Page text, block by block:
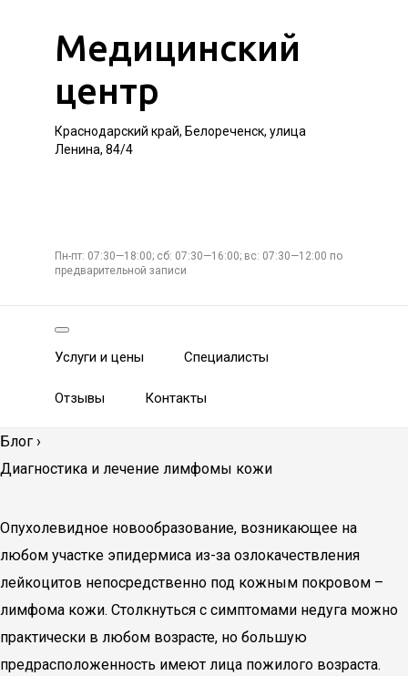
Медицинский
центр
Краснодарский край, Белореченск, улица
Ленина, 84/4
Пн-пт: 07:30—18:00; сб: 07:30—16:00; вс: 07:30—12:00 по
предварительной записи
Услуги и цены Специалисты
Отзывы Контакты
Блог ›
Диагностика и лечение лимфомы кожи
Опухолевидное новообразование, возникающее на
любом участке эпидермиса из-за озлокачествления
лейкоцитов непосредственно под кожным покровом –
лимфома кожи. Столкнуться с симптомами недуга можно
практически в любом возрасте, но большую
предрасположенность имеют лица пожилого возраста.